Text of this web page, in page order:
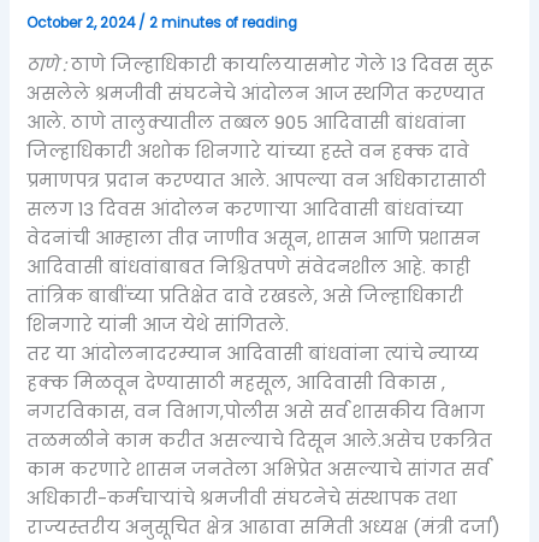
October 2, 2024/2 minutes of reading
ठाणे :ठाणे जिल्हाधिकारी कार्यालयासमोर गेले 13 दिवस सुरू
असलेले श्रमजीवी संघटनेचे आंदोलन आज स्थगित करण्यात
आले. ठाणे तालुक्यातील तब्बल 905 आदिवासी बांधवांना
जिल्हाधिकारी अशोक शिनगारे यांच्या हस्ते वन हक्क दावे
प्रमाणपत्र प्रदान करण्यात आले. आपल्या वन अधिकारासाठी
सलग 13 दिवस आंदोलन करणाऱ्या आदिवासी बांधवांच्या
वेदनांची आम्हाला तीव्र जाणीव असून, शासन आणि प्रशासन
आदिवासी बांधवांबाबत निश्चितपणे संवेदनशील आहे. काही
तांत्रिक बाबींच्या प्रतिक्षेत दावे रखडले, असे जिल्हाधिकारी
शिनगारे यांनी आज येथे सांगितले.
तर या आंदोलनादरम्यान आदिवासी बांधवांना त्यांचे न्याय्य
हक्क मिळवून देण्यासाठी महसूल, आदिवासी विकास ,
नगरविकास, वन विभाग,पोलीस असे सर्व शासकीय विभाग
तळमळीने काम करीत असल्याचे दिसून आले.असेच एकत्रित
काम करणारे शासन जनतेला अभिप्रेत असल्याचे सांगत सर्व
अधिकारी-कर्मचाऱ्यांचे श्रमजीवी संघटनेचे संस्थापक तथा
राज्यस्तरीय अनुसूचित क्षेत्र आढावा समिती अध्यक्ष (मंत्री दर्जा)